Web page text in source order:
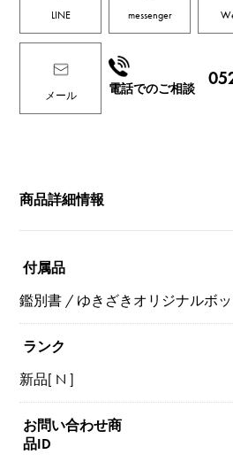
LINE messenger
メール 電話でのご相談
商品詳細情報
付属品
鑑別書 / ゆきざきオリジナルボ
ランク
新品[ N ]
お問い合わせ商
品ID